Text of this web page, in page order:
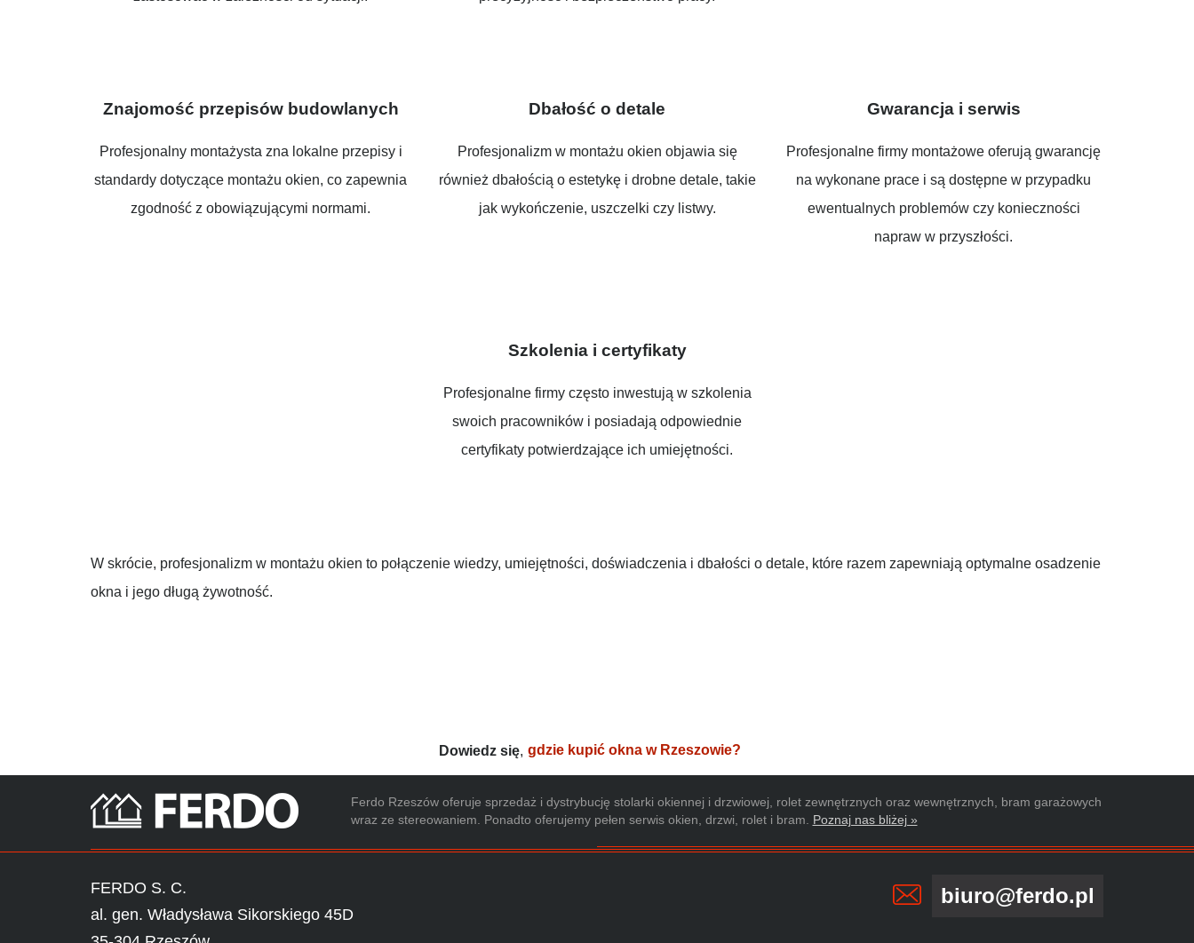
Znajomość przepisów budowlanych
Profesjonalny montażysta zna lokalne przepisy i
standardy dotyczące montażu okien, co zapewnia
zgodność z obowiązującymi normami.
Dbałość o detale
Profesjonalizm w montażu okien objawia się
również dbałością o estetykę i drobne detale, takie
jak wykończenie, uszczelki czy listwy.
Gwarancja i serwis
Profesjonalne firmy montażowe oferują gwarancję
na wykonane prace i są dostępne w przypadku
ewentualnych problemów czy konieczności
napraw w przyszłości.
Szkolenia i certyfikaty
Profesjonalne firmy często inwestują w szkolenia
swoich pracowników i posiadają odpowiednie
certyfikaty potwierdzające ich umiejętności.
W skrócie, profesjonalizm w montażu okien to połączenie wiedzy, umiejętności, doświadczenia i dbałości o detale, które razem zapewniają optymalne osadzenie
okna i jego długą żywotność.
Dowiedz się, gdzie kupić okna w Rzeszowie?
Ferdo Rzeszów oferuje sprzedaż i dystrybucję stolarki okiennej i drzwiowej, rolet zewnętrznych oraz wewnętrznych, bram garażowych
wraz ze stereowaniem. Ponadto oferujemy pełen serwis okien, drzwi, rolet i bram. Poznaj nas bliżej »
FERDO S. C.
al. gen. Władysława Sikorskiego 45D
biuro@ferdo.pl